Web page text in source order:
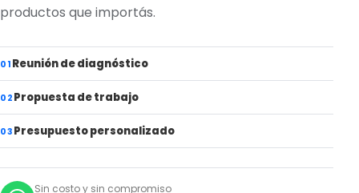
productos que importás.
01Reunión de diagnóstico
02Propuesta de trabajo
03Presupuesto personalizado
Sin costo y sin compromiso